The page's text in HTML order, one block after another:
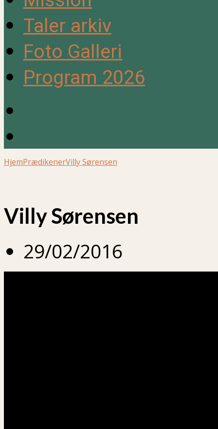
Taler arkiv
Foto Galleri
Program 2026
HjemPrædikenerVilly Sørensen
Villy Sørensen
29/02/2016